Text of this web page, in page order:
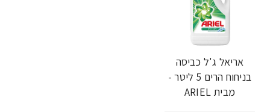
אריאל ג'ל כביסה
בניחוח הרים 5 ליטר -
מבית ARIEL